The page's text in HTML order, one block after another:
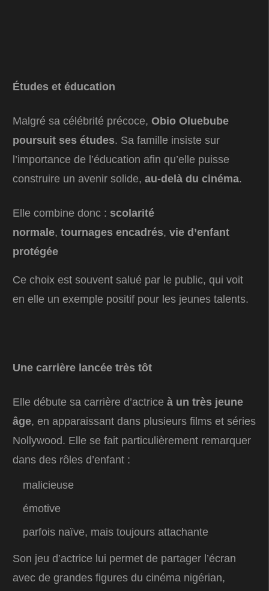
Études et éducation
Malgré sa célébrité précoce, Obio Oluebube
poursuit ses études. Sa famille insiste sur
l’importance de l’éducation afin qu’elle puisse
construire un avenir solide, au-delà du cinéma.
Elle combine donc : scolarité
normale, tournages encadrés, vie d’enfant
protégée
Ce choix est souvent salué par le public, qui voit
en elle un exemple positif pour les jeunes talents.
Une carrière lancée très tôt
Elle débute sa carrière d’actrice à un très jeune
âge, en apparaissant dans plusieurs films et séries
Nollywood. Elle se fait particulièrement remarquer
dans des rôles d’enfant :
malicieuse
émotive
parfois naïve, mais toujours attachante
Son jeu d’actrice lui permet de partager l’écran
avec de grandes figures du cinéma nigérian,